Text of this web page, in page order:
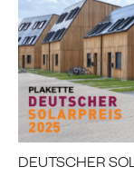
DEUTSCHER